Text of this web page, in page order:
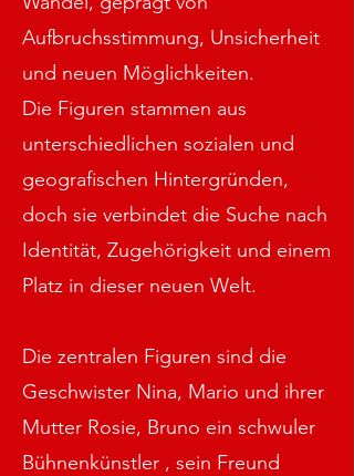
Aufbruchsstimmung, Unsicherheit
und neuen Möglichkeiten.
Die Figuren stammen aus
unterschiedlichen sozialen und
geografischen Hintergründen,
doch sie verbindet die Suche nach
Identität, Zugehörigkeit und einem
Platz in dieser neuen Welt.
Die zentralen Figuren sind die
Geschwister Nina, Mario und ihrer
Mutter Rosie, Bruno ein schwuler
Bühnenkünstler , sein Freund